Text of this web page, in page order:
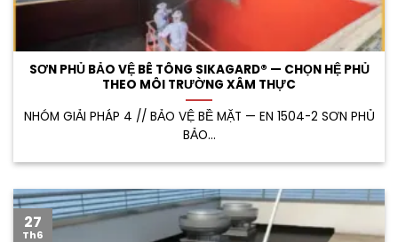
SƠN PHỦ BẢO VỆ BÊ TÔNG SIKAGARD® — CHỌN HỆ PHỦ
THEO MÔI TRƯỜNG XÂM THỰC
NHÓM GIẢI PHÁP 4 // BẢO VỆ BỀ MẶT — EN 1504-2 SƠN PHỦ
BẢO...
27
Th6